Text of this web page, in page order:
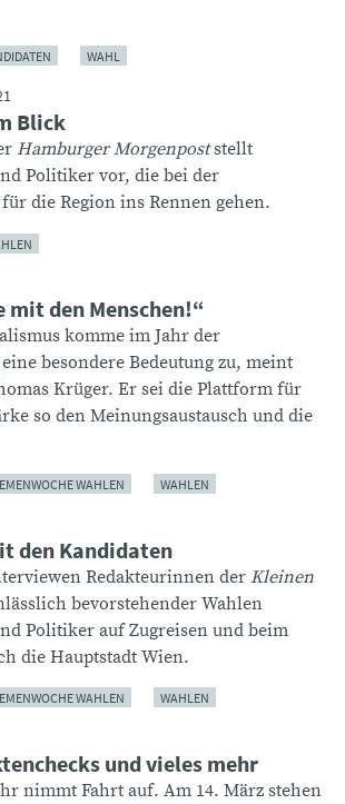
WAHL
Blick
Hamburger Morgenpoststellt
Politiker vor, die bei der
die Region ins Rennen gehen.
mit den Menschen!“
komme im Jahr der
besondere Bedeutung zu, meint
Krüger. Er sei die Plattform für
so den Meinungsaustausch und die
WAHLEN WAHLEN
den Kandidaten
Redakteurinnen der Kleinen
bevorstehender Wahlen
Politiker auf Zugreisen und beim
die Hauptstadt Wien.
WAHLEN WAHLEN
und vieles mehr
nimmt Fahrt auf. Am 14. März stehen